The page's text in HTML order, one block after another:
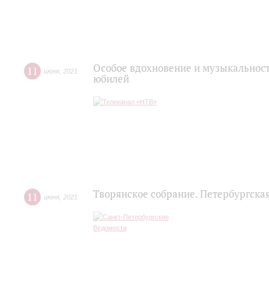
11 июня 2021
Особое вдохновение и
юбилей
11 июня 2021 Творянское собрание.